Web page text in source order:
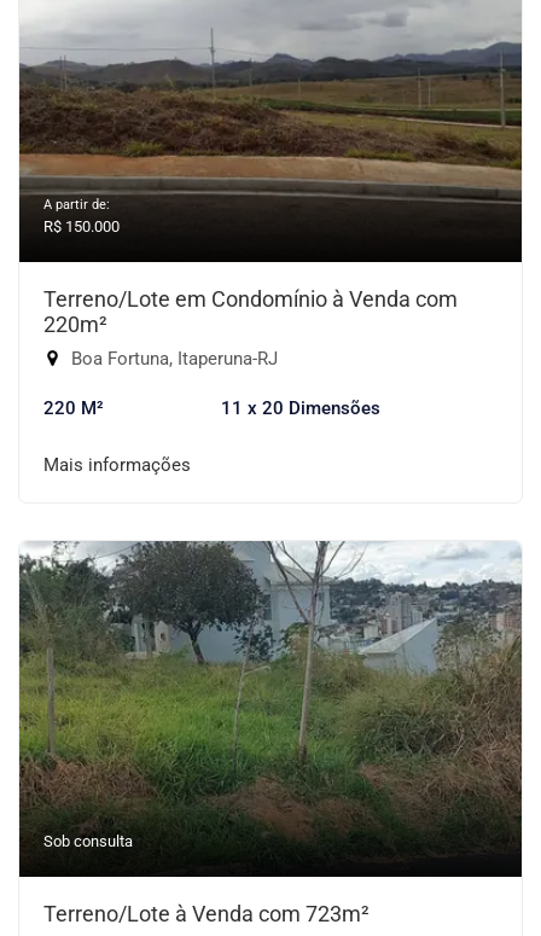
A partir de:
R$ 150.000
Terreno/Lote em Condomínio à Venda com
220m²
Boa Fortuna, Itaperuna-RJ
220 M² 11 x 20 Dimensões
Mais informações
Sob consulta
Terreno/Lote à Venda com 723m²